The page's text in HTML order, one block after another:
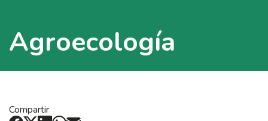
Agroecología
Compartir